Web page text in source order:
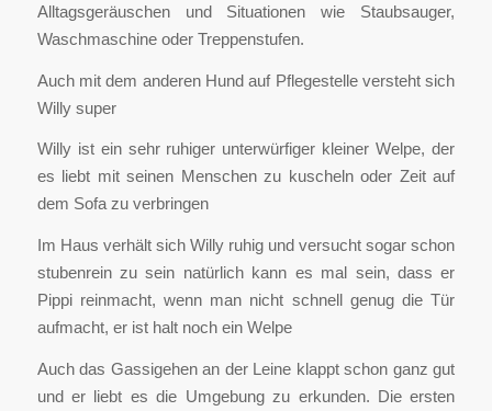
Alltagsgeräuschen und Situationen wie Staubsauger,
Waschmaschine oder Treppenstufen.
Auch mit dem anderen Hund auf Pflegestelle versteht sich
Willy super
Willy ist ein sehr ruhiger unterwürfiger kleiner Welpe, der
es liebt mit seinen Menschen zu kuscheln oder Zeit auf
dem Sofa zu verbringen
Im Haus verhält sich Willy ruhig und versucht sogar schon
stubenrein zu sein natürlich kann es mal sein, dass er
Pippi reinmacht, wenn man nicht schnell genug die Tür
aufmacht, er ist halt noch ein Welpe
Auch das Gassigehen an der Leine klappt schon ganz gut
und er liebt es die Umgebung zu erkunden. Die ersten